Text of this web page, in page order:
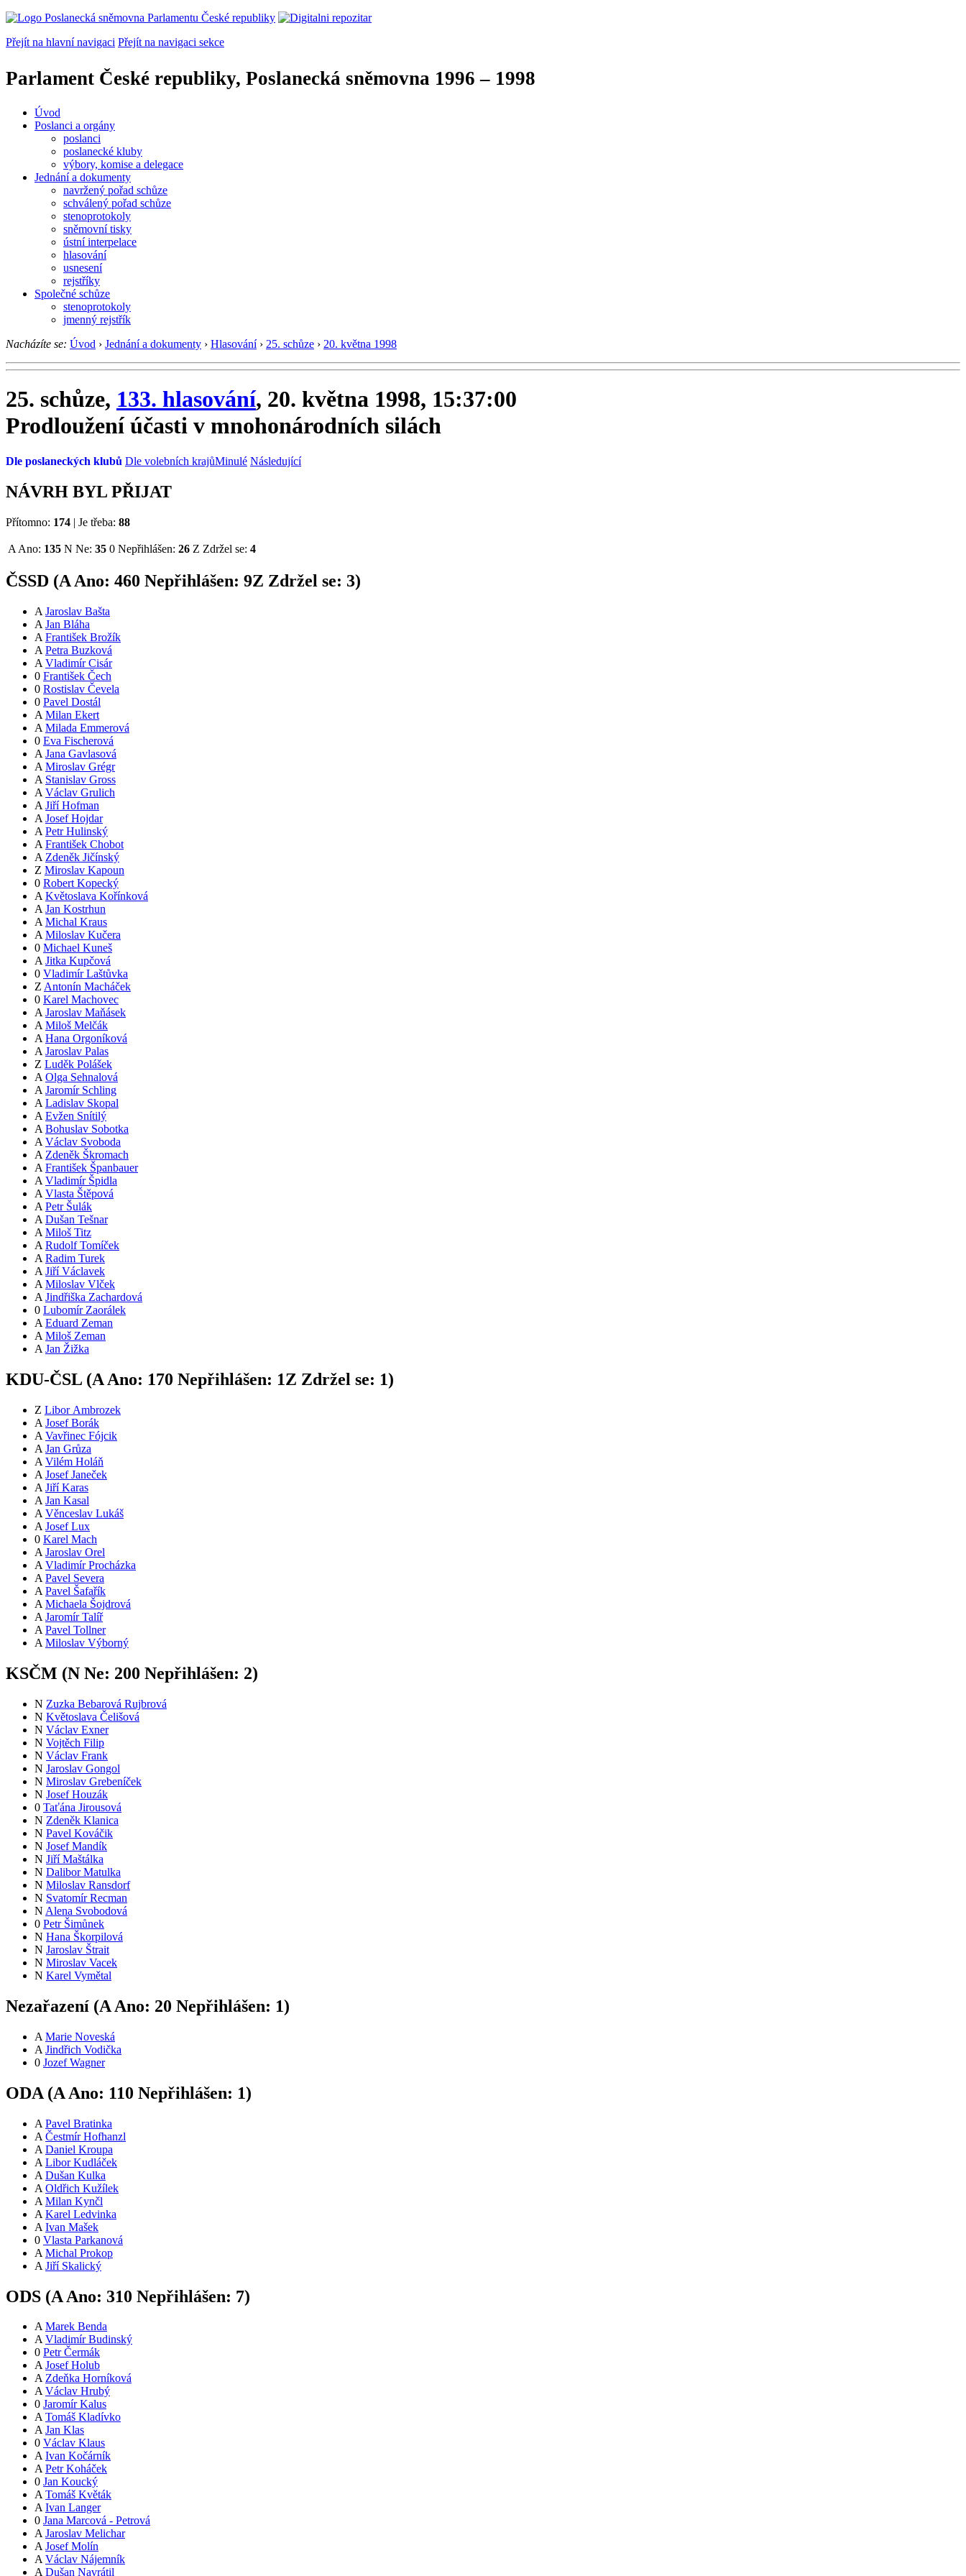
Přejít na hlavní navigaci Přejít na navigaci sekce
Parlament České republiky, Poslanecká sněmovna 1996 – 1998
Úvod
Poslanci a orgány
poslanci
poslanecké kluby
výbory, komise a delegace
Jednání a dokumenty
navržený pořad schůze
schválený pořad schůze
stenoprotokoly
sněmovní tisky
ústní interpelace
hlasování
usnesení
rejstříky
Společné schůze
stenoprotokoly
jmenný rejstřík
Nacházíte se: Úvod › Jednání a dokumenty › Hlasování › 25. schůze › 20. května 1998
25. schůze, 133. hlasování, 20. května 1998, 15:37:00
Prodloužení účasti v mnohonárodních silách
Dle poslaneckých klubů Dle volebních krajůMinulé Následující
NÁVRH BYL PŘIJAT
Přítomno: 174 | Je třeba: 88
A Ano: 135 N Ne: 35 0 Nepřihlášen: 26 Z Zdržel se: 4
ČSSD (AAno: 460 Nepřihlášen: 9Z Zdržel se: 3)
A Jaroslav Bašta
A Jan Bláha
A František Brožík
A Petra Buzková
A Vladimír Cisár
0 František Čech
0 Rostislav Čevela
0 Pavel Dostál
A Milan Ekert
A Milada Emmerová
0 Eva Fischerová
A Jana Gavlasová
A Miroslav Grégr
A Stanislav Gross
A Václav Grulich
A Jiří Hofman
A Josef Hojdar
A Petr Hulinský
A František Chobot
A Zdeněk Jičínský
Z Miroslav Kapoun
0 Robert Kopecký
A Květoslava Kořínková
A Jan Kostrhun
A Michal Kraus
A Miloslav Kučera
0 Michael Kuneš
A Jitka Kupčová
0 Vladimír Laštůvka
Z Antonín Macháček
0 Karel Machovec
A Jaroslav Maňásek
A Miloš Melčák
A Hana Orgoníková
A Jaroslav Palas
Z Luděk Polášek
A Olga Sehnalová
A Jaromír Schling
A Ladislav Skopal
A Evžen Snítilý
A Bohuslav Sobotka
A Václav Svoboda
A Zdeněk Škromach
A František Španbauer
A Vladimír Špidla
A Vlasta Štěpová
A Petr Šulák
A Dušan Tešnar
A Miloš Titz
A Rudolf Tomíček
A Radim Turek
A Jiří Václavek
A Miloslav Vlček
A Jindřiška Zachardová
0 Lubomír Zaorálek
A Eduard Zeman
A Miloš Zeman
A Jan Žižka
KDU-ČSL (AAno: 170 Nepřihlášen: 1Z Zdržel se: 1)
Z Libor Ambrozek
A Josef Borák
A Vavřinec Fójcik
A Jan Grůza
A Vilém Holáň
A Josef Janeček
A Jiří Karas
A Jan Kasal
A Věnceslav Lukáš
A Josef Lux
0 Karel Mach
A Jaroslav Orel
A Vladimír Procházka
A Pavel Severa
A Pavel Šafařík
A Michaela Šojdrová
A Jaromír Talíř
A Pavel Tollner
A Miloslav Výborný
KSČM (N Ne: 200 Nepřihlášen: 2)
N Zuzka Bebarová Rujbrová
N Květoslava Čelišová
N Václav Exner
N Vojtěch Filip
N Václav Frank
N Jaroslav Gongol
N Miroslav Grebeníček
N Josef Houzák
0 Taťána Jirousová
N Zdeněk Klanica
N Pavel Kováčik
N Josef Mandík
N Jiří Maštálka
N Dalibor Matulka
N Miloslav Ransdorf
N Svatomír Recman
N Alena Svobodová
0 Petr Šimůnek
N Hana Škorpilová
N Jaroslav Štrait
N Miroslav Vacek
N Karel Vymětal
Nezařazení (A Ano: 20 Nepřihlášen: 1)
A Marie Noveská
A Jindřich Vodička
0 Jozef Wagner
ODA (A Ano: 110 Nepřihlášen: 1)
A Pavel Bratinka
A Čestmír Hofhanzl
A Daniel Kroupa
A Libor Kudláček
A Dušan Kulka
A Oldřich Kužílek
A Milan Kynčl
A Karel Ledvinka
A Ivan Mašek
0 Vlasta Parkanová
A Michal Prokop
A Jiří Skalický
ODS (A Ano: 310 Nepřihlášen: 7)
A Marek Benda
A Vladimír Budinský
0 Petr Čermák
A Josef Holub
A Zdeňka Horníková
A Václav Hrubý
0 Jaromír Kalus
A Tomáš Kladívko
A Jan Klas
0 Václav Klaus
A Ivan Kočárník
A Petr Koháček
0 Jan Koucký
A Tomáš Květák
A Ivan Langer
0 Jana Marcová - Petrová
A Jaroslav Melichar
A Josef Molín
A Václav Nájemník
A Dušan Navrátil